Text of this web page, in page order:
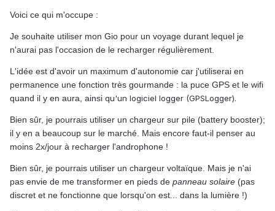
Voici ce qui m'occupe :
Je souhaite utiliser mon Gio pour un voyage durant lequel je
n'aurai pas l'occasion de le recharger régulièrement.
L'idée est d'avoir un maximum d'autonomie car j'utiliserai en
permanence une fonction très gourmande : la puce GPS et le wifi
quand il y en aura, ainsi qu'un logiciel logger (GPSLogger).
Bien sûr, je pourrais utiliser un chargeur sur pile (battery booster);
il y en a beaucoup sur le marché. Mais encore faut-il penser au
moins 2x/jour à recharger l'androphone !
Bien sûr, je pourrais utiliser un chargeur voltaïque. Mais je n'ai
pas envie de me transformer en pieds de panneau solaire (pas
discret et ne fonctionne que lorsqu'on est... dans la lumière !)